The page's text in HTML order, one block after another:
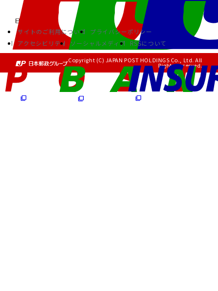
サイトのご利用について
プライバシーポリシー
アクセシビリティ
ソーシャルメディア RSSについて
Copyright (C) JAPAN POST HOLDINGS Co., Ltd. All
Rights Reserved.